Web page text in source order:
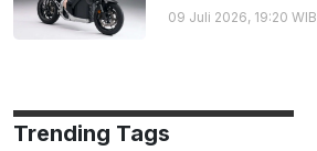
09 Juli 2026, 19:20 WIB
Trending Tags